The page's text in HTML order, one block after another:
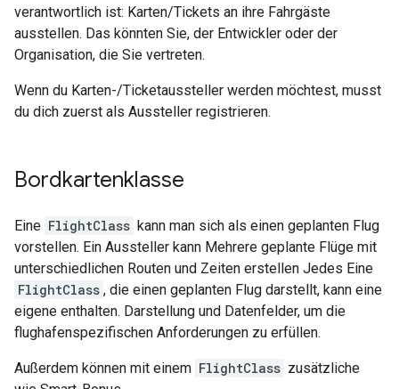
verantwortlich ist: Karten/Tickets an ihre Fahrgäste
ausstellen. Das könnten Sie, der Entwickler oder der
Organisation, die Sie vertreten.
Wenn du Karten-/Ticketaussteller werden möchtest, musst
du dich zuerst als Aussteller registrieren.
Bordkartenklasse
Eine FlightClass kann man sich als einen geplanten Flug
vorstellen. Ein Aussteller kann Mehrere geplante Flüge mit
unterschiedlichen Routen und Zeiten erstellen Jedes Eine
FlightClass , die einen geplanten Flug darstellt, kann eine
eigene enthalten. Darstellung und Datenfelder, um die
flughafenspezifischen Anforderungen zu erfüllen.
Außerdem können mit einem FlightClass zusätzliche